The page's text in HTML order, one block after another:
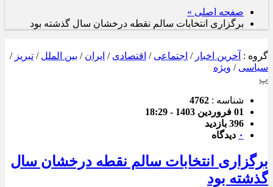
صفحه اصلی »
برگزاری انتخابات سالم نقطه درخشان سال گذشته بود
گروه : آخرین اخبار / اجتماعی / اقتصادی / ایران / بین الملل / تبریز /
سیاسی / ویژه
پ
شناسه : 4762
01 فروردین 1403 - 18:29
396 بازدید
۰ دیدگاه
برگزاری انتخابات سالم نقطه درخشان سال
گذشته بود